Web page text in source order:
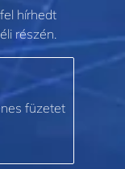
hírhedt
részén.
füzetet